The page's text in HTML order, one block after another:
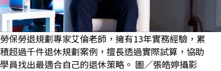
勞保勞退規劃專家艾倫老師，擁有13年實務經驗，累
積超過千件退休規劃案例，擅長透過實際試算，協助
學員找出最適合自己的退休策略。 圖／張皓婷攝影